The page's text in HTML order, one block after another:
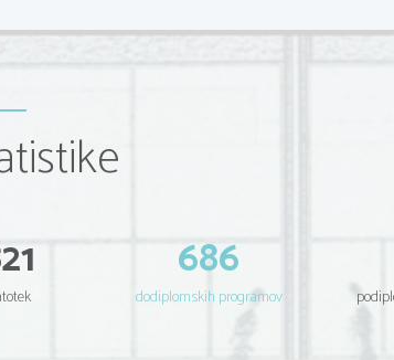
686
dodiplomskih programov